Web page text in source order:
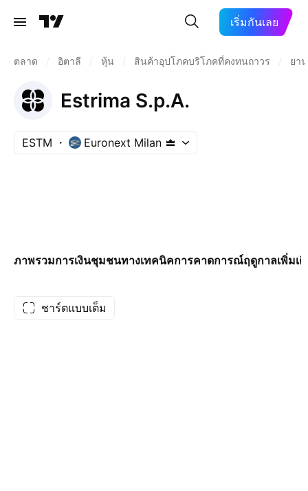
เริ่มกันเลย
ตลาด อิตาลี หุ้น สินค้าอุปโภคบริโภคที่คงทนถาวร ยา
Estrima S.p.A.
ESTM Euronext Milan
ภาพรวมการเงินชุมชนทางเทคนิคการคาดการณ์ฤดูกาลเพิ่มเ
ชาร์ตแบบเต็ม